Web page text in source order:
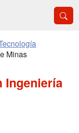
Minas
Ingeniería